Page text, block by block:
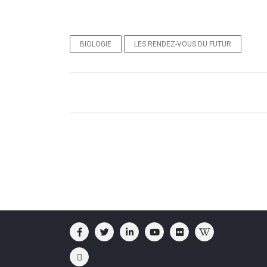
BIOLOGIE LES RENDEZ-VOUS DU FUTUR